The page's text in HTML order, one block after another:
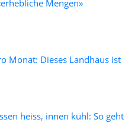
Mengen»
Monat: Dieses Landhaus ist
heiss, innen kühl: So geht